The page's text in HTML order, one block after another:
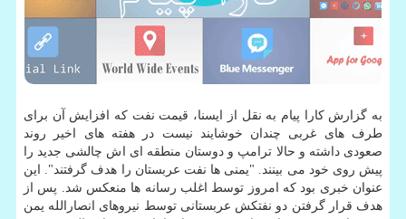
به گزارش كارا پیام به نقل از ایسنا، قیمت نفت كه افزایش آن برای
طرف های غربی چندان خوشایند نیست در هفته های اخیر روند
صعودی داشته و حالا ترامپ و دوستان منطقه ای اش چالشی جدید را
پیش روی خود می بینند. "یمنی ها نفت عربستان را هدف گرفتند". این
عنوان خبری بود كه امروز توسط اغلب رسانه ها منعكس شد. پس از
هدف قرار گرفتن دو نفتكش عربستانی توسط نیروهای انصارالله یمن